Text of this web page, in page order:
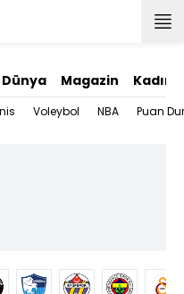
Dünya Magazin Kadın
Voleybol NBA Puan